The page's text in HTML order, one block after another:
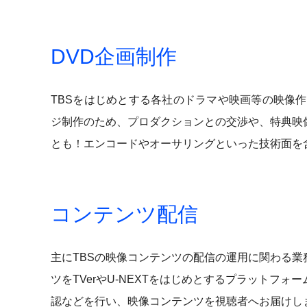
DVD企画制作
TBSをはじめとする各社のドラマや映画等の映像
ジ制作のため、プロダクションとの交渉や、特典
とも！エンコードやオーサリングといった技術面
コンテンツ配信
主にTBSの映像コンテンツの配信の運用に関わる
ツをTVerやU-NEXTをはじめとするプラットフォ
認などを行い、映像コンテンツを視聴者へお届けし